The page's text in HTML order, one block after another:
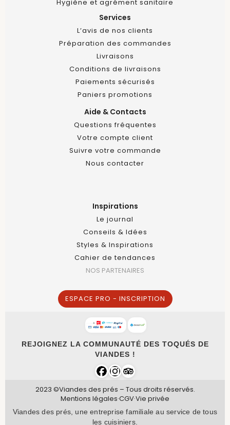
Hygiène et agrément sanitaire
Services
L’avis de nos clients
Préparation des commandes
Livraisons
Conditions de livraisons
Paiements sécurisés
Paniers promotions
Aide & Contacts
Questions fréquentes
Votre compte client
Suivre votre commande
Nous contacter
Inspirations
Le journal
Conseils & Idées
Styles & Inspirations
Cahier de tendances
NOS PARTENAIRES
ESPACE PRO - INSCRIPTION
REJOIGNEZ LA COMMUNAUTÉ DES TOQUÉS DE
VIANDES !
2023 ©Viandes des prés – Tous droits réservés.
Mentions légales·CGV·Vie privée
Viandes des prés, une entreprise familiale au service de tous
les cuisiniers.